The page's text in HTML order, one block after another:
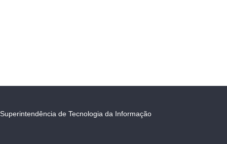
Superintendência de Tecnologia da Informação